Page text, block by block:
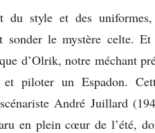
du style et des uniformes,
sonder le mystère celte.
d’Olrik, notre méchant
et piloter un Espadon.
André Juillard
en plein cœur de l’été,